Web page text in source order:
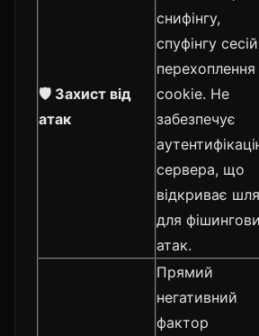
🛡️ Захист від
атак
снифінгу,
спуфінгу
перехоплення
cookie. Не
забезпечує
сервера, що
відкриває
для
атак.
Прямий
негативний
фактор